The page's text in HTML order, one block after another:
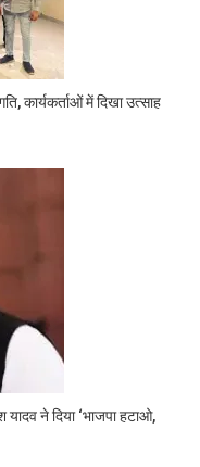
कार्यकर्ताओं में दिखा उत्साह
यादव ने दिया ‘भाजपा हटाओ,